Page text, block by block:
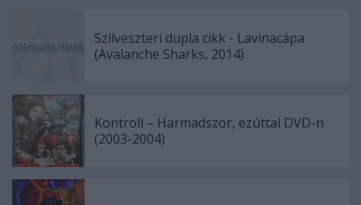
Szilveszteri dupla cikk - Lavinacápa
(Avalanche Sharks, 2014)
Kontroll – Harmadszor, ezúttal DVD-n
(2003-2004)